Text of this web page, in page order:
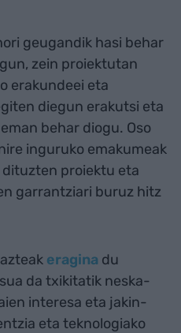
geugandik hasi behar
zein proiektutan
erakundeei eta
diegun erakutsi eta
behar diogu. Oso
inguruko emakumeak
proiektu eta
garrantziari buruz hitz
eragina du
da txikitatik neska-
interesa eta jakin-
eta teknologiako